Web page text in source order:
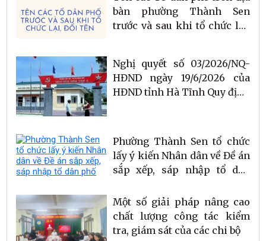
bàn phường Thành Sen
trước và sau khi tổ chức lại,
Nghị quyết số 03/2026/NQ-
HĐND ngày 19/6/2026 của
HĐND tỉnh Hà Tĩnh Quy định
nhiệm chức danh người hoạt
động không chuyên trách ở
thôn, tổ dân phố; số lượng,
chức danh, mức hỗ trợ và
đối với các chức danh tham
gia hoạt động ở thôn, tổ dân
phố trên địa bàn tỉnh Hà
Phường Thành Sen tổ chức
lấy ý kiến Nhân dân về Đề án
sắp xếp, sáp nhập tổ dân
Một số giải pháp nâng cao
chất lượng công tác kiểm
tra, giám sát của các chi bộ